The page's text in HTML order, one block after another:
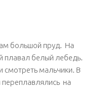
большой пруд. На
плавал белый лебедь.
смотреть мальчики. В
переплавлялись на